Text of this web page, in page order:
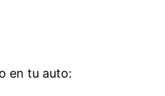
en tu auto: